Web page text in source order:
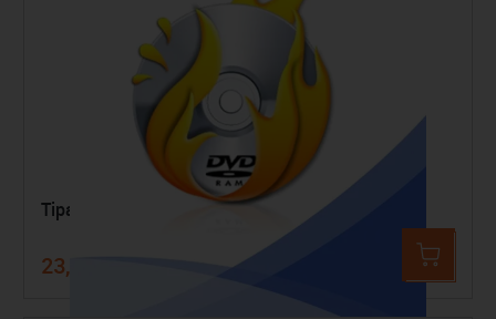
Tipard DVD Creator
23,99 €